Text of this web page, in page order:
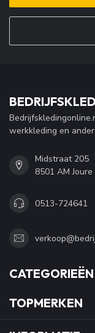
werkkleding en
Midstraat 205
8501 AM Joure
0513-724641
CATEGORIEËN
TOPMERKEN